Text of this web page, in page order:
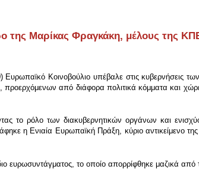
της Μαρίκας Φραγκάκη, μέλους της
Κοινοβούλιο υπέβαλε στις κυβερνήσεις
από διάφορα πολιτικά κόμματα και
το ρόλο των διακυβερνητικών οργάνων και
η Ενιαία Ευρωπαϊκή Πράξη, κύριο αντικείμενο
το οποίο απορρίφθηκε μαζικά από